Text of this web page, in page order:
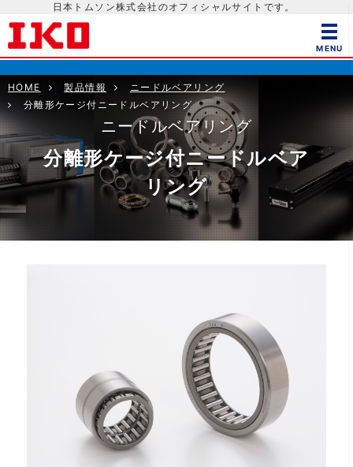
日本トムソン株式会社のオフィシャルサイトです。
HOME 製品情報
ニードルベアリング
分離形ケージ付ニードルベアリング
ニードルベアリング
分離形ケージ付ニードルベア
リング